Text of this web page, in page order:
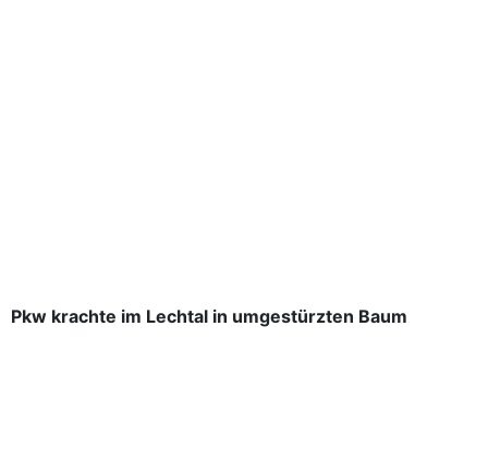
Pkw krachte im Lechtal in umgestürzten Baum